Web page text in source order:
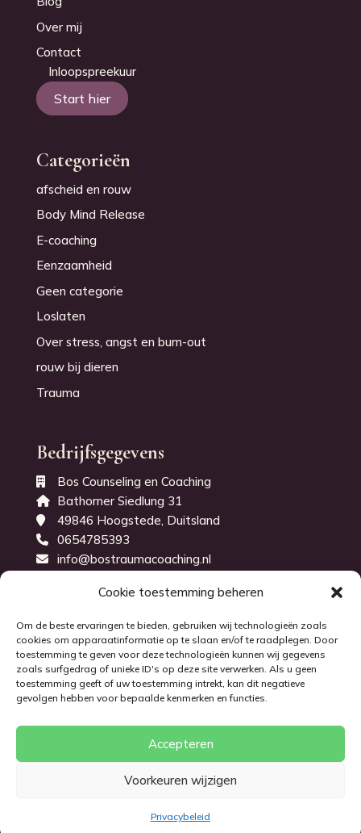
Cookie toestemming beheren
Om de beste ervaringen te bieden, gebruiken wij technologieën zoals
cookies om apparaatinformatie op te slaan en/of te raadplegen. Door
toestemming te geven voor deze technologieën kunnen wij gegevens
zoals surfgedrag of unieke ID's op deze site verwerken. Als u geen
toestemming geeft of uw toestemming intrekt, kan dit negatieve
gevolgen hebben voor bepaalde kenmerken en functies.
Accepteren
Voorkeuren wijzigen
Privacybeleid
Over mij
Contact
Inloopspreekuur
Start hier
Categorieën
afscheid en rouw
Body Mind Release
E-coaching
Eenzaamheid
Geen categorie
Loslaten
Over stress, angst en burn-out
rouw bij dieren
Trauma
Bedrijfsgegevens
Bos Counseling en Coaching
Bathorner Siedlung 31
49846 Hoogstede, Duitsland
0654785393
info@bostraumacoaching.nl
KvK-nummer: 71843914
Algemene voorwaarden
Disclaimer
Privacybeleid
Cookies
© 2026 Deze website draait op het websitesysteem